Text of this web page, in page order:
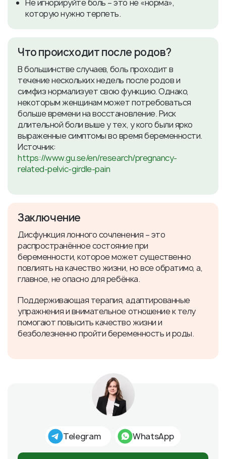
Не игнорируйте боль – это не «норма»,
которую нужно терпеть.
Что происходит после родов?
В большинстве случаев, боль проходит в
течение нескольких недель после родов и
симфиз нормализует свою функцию. Однако,
некоторым женщинам может потребоваться
больше времени на восстановление. Риск
длительной боли выше у тех, у кого были ярко
выраженные симптомы во время беременности.
Источник:
https://www.gu.se/en/research/pregnancy-
related-pelvic-girdle-pain
Заключение
Дисфункция лонного сочленения – это
распространённое состояние при
беременности, которое может существенно
повлиять на качество жизни, но все обратимо, а,
главное, не опасно для ребёнка.
Поддерживающая терапия, адаптированные
упражнения и внимательное отношение к телу
помогают повысить качество жизни и
безболезненно пройти беременность и роды.
Telegram WhatsApp